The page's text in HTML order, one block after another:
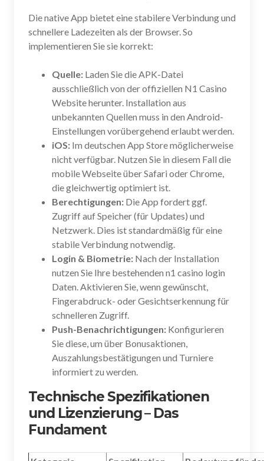
Die native App bietet eine stabilere Verbindung und
schnellere Ladezeiten als der Browser. So
implementieren Sie sie korrekt:
Quelle: Laden Sie die APK-Datei
ausschließlich von der offiziellen N1 Casino
Website herunter. Installation aus
unbekannten Quellen muss in den Android-
Einstellungen vorübergehend erlaubt werden.
iOS: Im deutschen App Store möglicherweise
nicht verfügbar. Nutzen Sie in diesem Fall die
mobile Webseite über Safari oder Chrome,
die gleichwertig optimiert ist.
Berechtigungen: Die App fordert ggf.
Zugriff auf Speicher (für Updates) und
Netzwerk. Dies ist standardmäßig für eine
stabile Verbindung notwendig.
Login & Biometrie: Nach der Installation
nutzen Sie Ihre bestehenden n1 casino login
Daten. Aktivieren Sie, wenn gewünscht,
Fingerabdruck- oder Gesichtserkennung für
schnelleren Zugriff.
Push-Benachrichtigungen: Konfigurieren
Sie diese, um über Bonusaktionen,
Auszahlungsbestätigungen und Turniere
informiert zu werden.
Technische Spezifikationen
und Lizenzierung – Das
Fundament